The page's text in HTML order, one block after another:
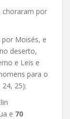
choraram por
Moisés, e
deserto,
e Leis e
para o
25);
e 70